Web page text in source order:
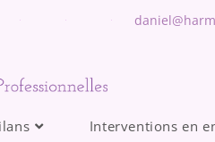
Interventions en